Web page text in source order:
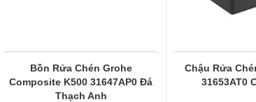
Bồn Rửa Chén Grohe
Composite K500 31647AP0 Đá
Thạch Anh
Chậu Rửa
31653AT0